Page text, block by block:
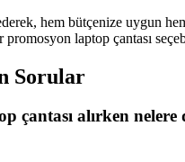
hem bütçenize uygun
promosyon laptop çantası
Sorular
çantası alırken